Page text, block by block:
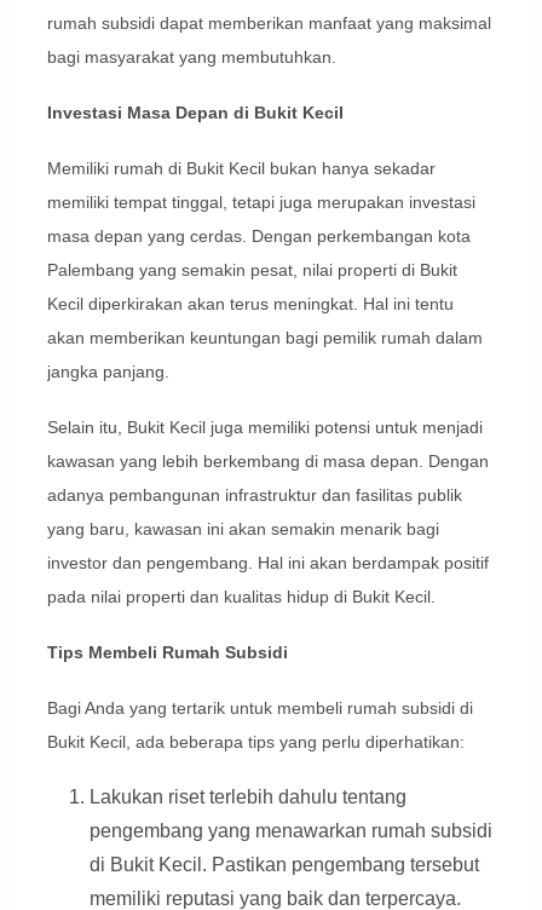
rumah subsidi dapat memberikan manfaat yang maksimal
bagi masyarakat yang membutuhkan.
Investasi Masa Depan di Bukit Kecil
Memiliki rumah di Bukit Kecil bukan hanya sekadar
memiliki tempat tinggal, tetapi juga merupakan investasi
masa depan yang cerdas. Dengan perkembangan kota
Palembang yang semakin pesat, nilai properti di Bukit
Kecil diperkirakan akan terus meningkat. Hal ini tentu
akan memberikan keuntungan bagi pemilik rumah dalam
jangka panjang.
Selain itu, Bukit Kecil juga memiliki potensi untuk menjadi
kawasan yang lebih berkembang di masa depan. Dengan
adanya pembangunan infrastruktur dan fasilitas publik
yang baru, kawasan ini akan semakin menarik bagi
investor dan pengembang. Hal ini akan berdampak positif
pada nilai properti dan kualitas hidup di Bukit Kecil.
Tips Membeli Rumah Subsidi
Bagi Anda yang tertarik untuk membeli rumah subsidi di
Bukit Kecil, ada beberapa tips yang perlu diperhatikan:
Lakukan riset terlebih dahulu tentang
pengembang yang menawarkan rumah subsidi
di Bukit Kecil. Pastikan pengembang tersebut
memiliki reputasi yang baik dan terpercaya.